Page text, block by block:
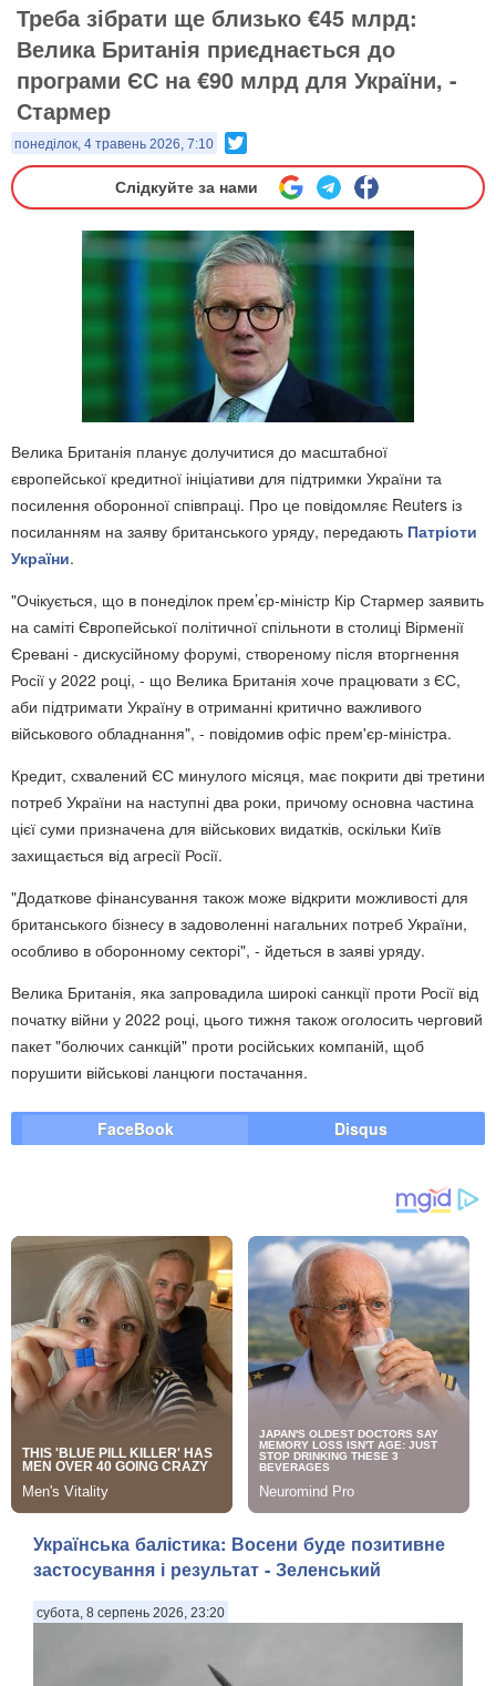
Треба зібрати ще близько €45 млрд:
Велика Британія приєднається до
програми ЄС на €90 млрд для України, -
Стармер
понеділок, 4 травень 2026, 7:10
Слідкуйте за нами
Велика Британія планує долучитися до масштабної
європейської кредитної ініціативи для підтримки України та
посилення оборонної співпраці. Про це повідомляє Reuters із
посиланням на заяву британського уряду, передають Патріоти
України.
"Очікується, що в понеділок прем’єр-міністр Кір Стармер заявить
на саміті Європейської політичної спільноти в столиці Вірменії
Єревані - дискусійному форумі, створеному після вторгнення
Росії у 2022 році, - що Велика Британія хоче працювати з ЄС,
аби підтримати Україну в отриманні критично важливого
військового обладнання", - повідомив офіс прем'єр-міністра.
Кредит, схвалений ЄС минулого місяця, має покрити дві третини
потреб України на наступні два роки, причому основна частина
цієї суми призначена для військових видатків, оскільки Київ
захищається від агресії Росії.
"Додаткове фінансування також може відкрити можливості для
британського бізнесу в задоволенні нагальних потреб України,
особливо в оборонному секторі", - йдеться в заяві уряду.
Велика Британія, яка запровадила широкі санкції проти Росії від
початку війни у 2022 році, цього тижня також оголосить черговий
пакет "болючих санкцій" проти російських компаній, щоб
порушити військові ланцюги постачання.
FaceBook Disqus
Українська балістика: Восени буде позитивне
застосування і результат - Зеленський
субота, 8 серпень 2026, 23:20